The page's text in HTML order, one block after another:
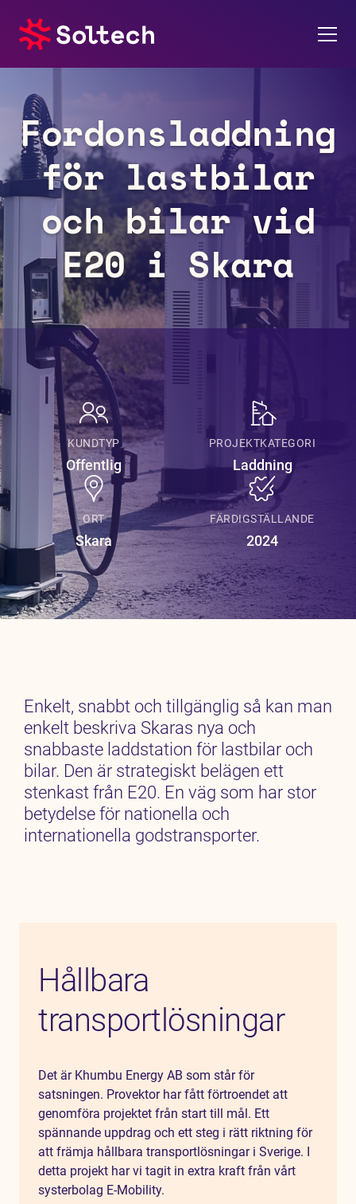
Karriär
Kontakt
Om oss
Pressrum
Tjänster
Referensprojekt
Investerare
Hållbarhet
Fordonsladdning
för lastbilar
och bilar vid
E20 i Skara
KUNDTYP
Offentlig
PROJEKTKATEGORI
Laddning
ORT
Skara
FÄRDIGSTÄLLANDE
2024
Enkelt, snabbt och tillgänglig så kan man
enkelt beskriva Skaras nya och
snabbaste laddstation för lastbilar och
bilar. Den är strategiskt belägen ett
stenkast från E20. En väg som har stor
betydelse för nationella och
internationella godstransporter.
Hållbara
transportlösningar
Det är Khumbu Energy AB som står för
satsningen. Provektor har fått förtroendet att
genomföra projektet från start till mål. Ett
spännande uppdrag och ett steg i rätt riktning för
att främja hållbara transportlösningar i Sverige. I
detta projekt har vi tagit in extra kraft från vårt
systerbolag E-Mobility.